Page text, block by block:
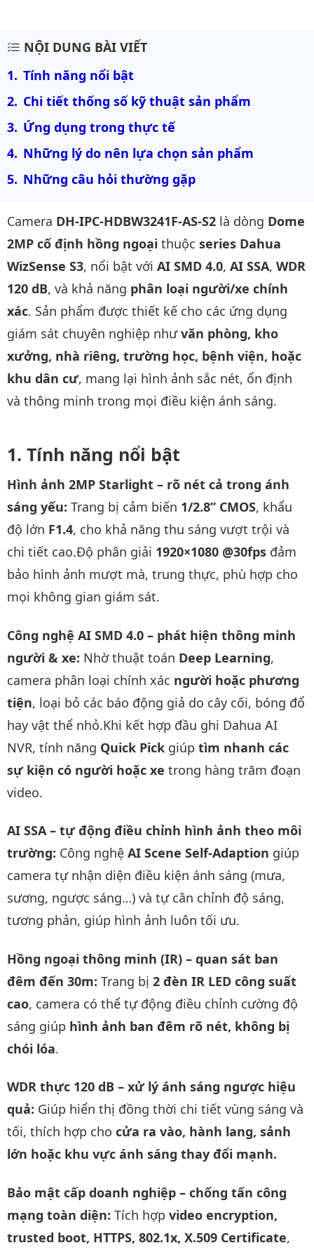
Mô tả chi tiết sản phẩm
NỘI DUNG BÀI VIẾT
Tính năng nổi bật
Chi tiết thống số kỹ thuật sản phẩm
Ứng dụng trong thực tế
Những lý do nên lựa chọn sản phẩm
Những câu hỏi thường gặp
Camera DH-IPC-HDBW3241F-AS-S2 là dòng Dome
2MP cố định hồng ngoại thuộc series Dahua
WizSense S3, nổi bật với AI SMD 4.0, AI SSA, WDR
120 dB, và khả năng phân loại người/xe chính
xác. Sản phẩm được thiết kế cho các ứng dụng
giám sát chuyên nghiệp nhưvăn phòng, kho
xưởng, nhà riêng, trường học, bệnh viện, hoặc
khu dân cư, mang lại hình ảnh sắc nét, ổn định
và thông minh trong mọi điều kiện ánh sáng.
Tính năng nổi bật
Hình ảnh 2MP Starlight – rõ nét cả trong ánh
sáng yếu: Trang bị cảm biến 1/2.8” CMOS, khẩu
độ lớn F1.4, cho khả năng thu sáng vượt trội và
chi tiết cao.Độ phân giải 1920×1080 @30fps đảm
bảo hình ảnh mượt mà, trung thực, phù hợp cho
mọi không gian giám sát.
Công nghệ AI SMD 4.0 – phát hiện thông minh
người & xe: Nhờ thuật toán Deep Learning,
camera phân loại chính xác người hoặc phương
tiện, loại bỏ các báo động giả do cây cối, bóng đổ
hay vật thể nhỏ.Khi kết hợp đầu ghi Dahua AI
NVR, tính năng Quick Pick giúp tìm nhanh các
sự kiện có người hoặc xe trong hàng trăm đoạn
video.
AI SSA – tự động điều chỉnh hình ảnh theo môi
trường: Công nghệ AI Scene Self-Adaption giúp
camera tự nhận diện điều kiện ánh sáng (mưa,
sương, ngược sáng…) và tự cân chỉnh độ sáng,
tương phản, giúp hình ảnh luôn tối ưu.
Hồng ngoại thông minh (IR) – quan sát ban
đêm đến 30m: Trang bị 2 đèn IR LED công suất
cao, camera có thể tự động điều chỉnh cường độ
sáng giúp hình ảnh ban đêm rõ nét, không bị
chói lóa.
WDR thực 120 dB – xử lý ánh sáng ngược hiệu
quả: Giúp hiển thị đồng thời chi tiết vùng sáng và
tối, thích hợp cho cửa ra vào, hành lang, sảnh
lớn hoặc khu vực ánh sáng thay đổi mạnh.
Bảo mật cấp doanh nghiệp – chống tấn công
mạng toàn diện: Tích hợp video encryption,
trusted boot, HTTPS, 802.1x, X.509 Certificate,